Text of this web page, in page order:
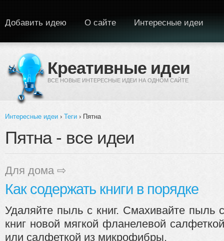
Креативные идеи
ВСЕ НОВЫЕ ИНТЕРЕСНЫЕ ИДЕИ НА ОДНОМ САЙТЕ
Добавить идею О сайте Интересные идеи
Вы здесь
Интересные идеи › Теги › Пятна
Пятна - все идеи
Для дома ⇨
Как содержать книги в порядке
Удаляйте пыль с книг. Смахивайте пыль с
книг новой мягкой фланелевой салфеткой
или салфеткой из микрофибры.